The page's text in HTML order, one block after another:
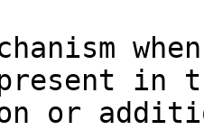
in
or